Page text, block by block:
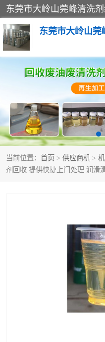
东莞市大岭山莞
当前位置： 首页 > 供应商机 >
剂回收 提供快捷上门处理 润滑
废溶剂油回收
废碳氢回收
碳氢二氯回收